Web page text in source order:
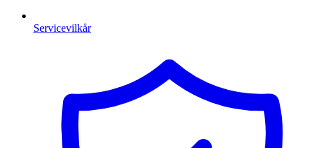
Servicevilkår